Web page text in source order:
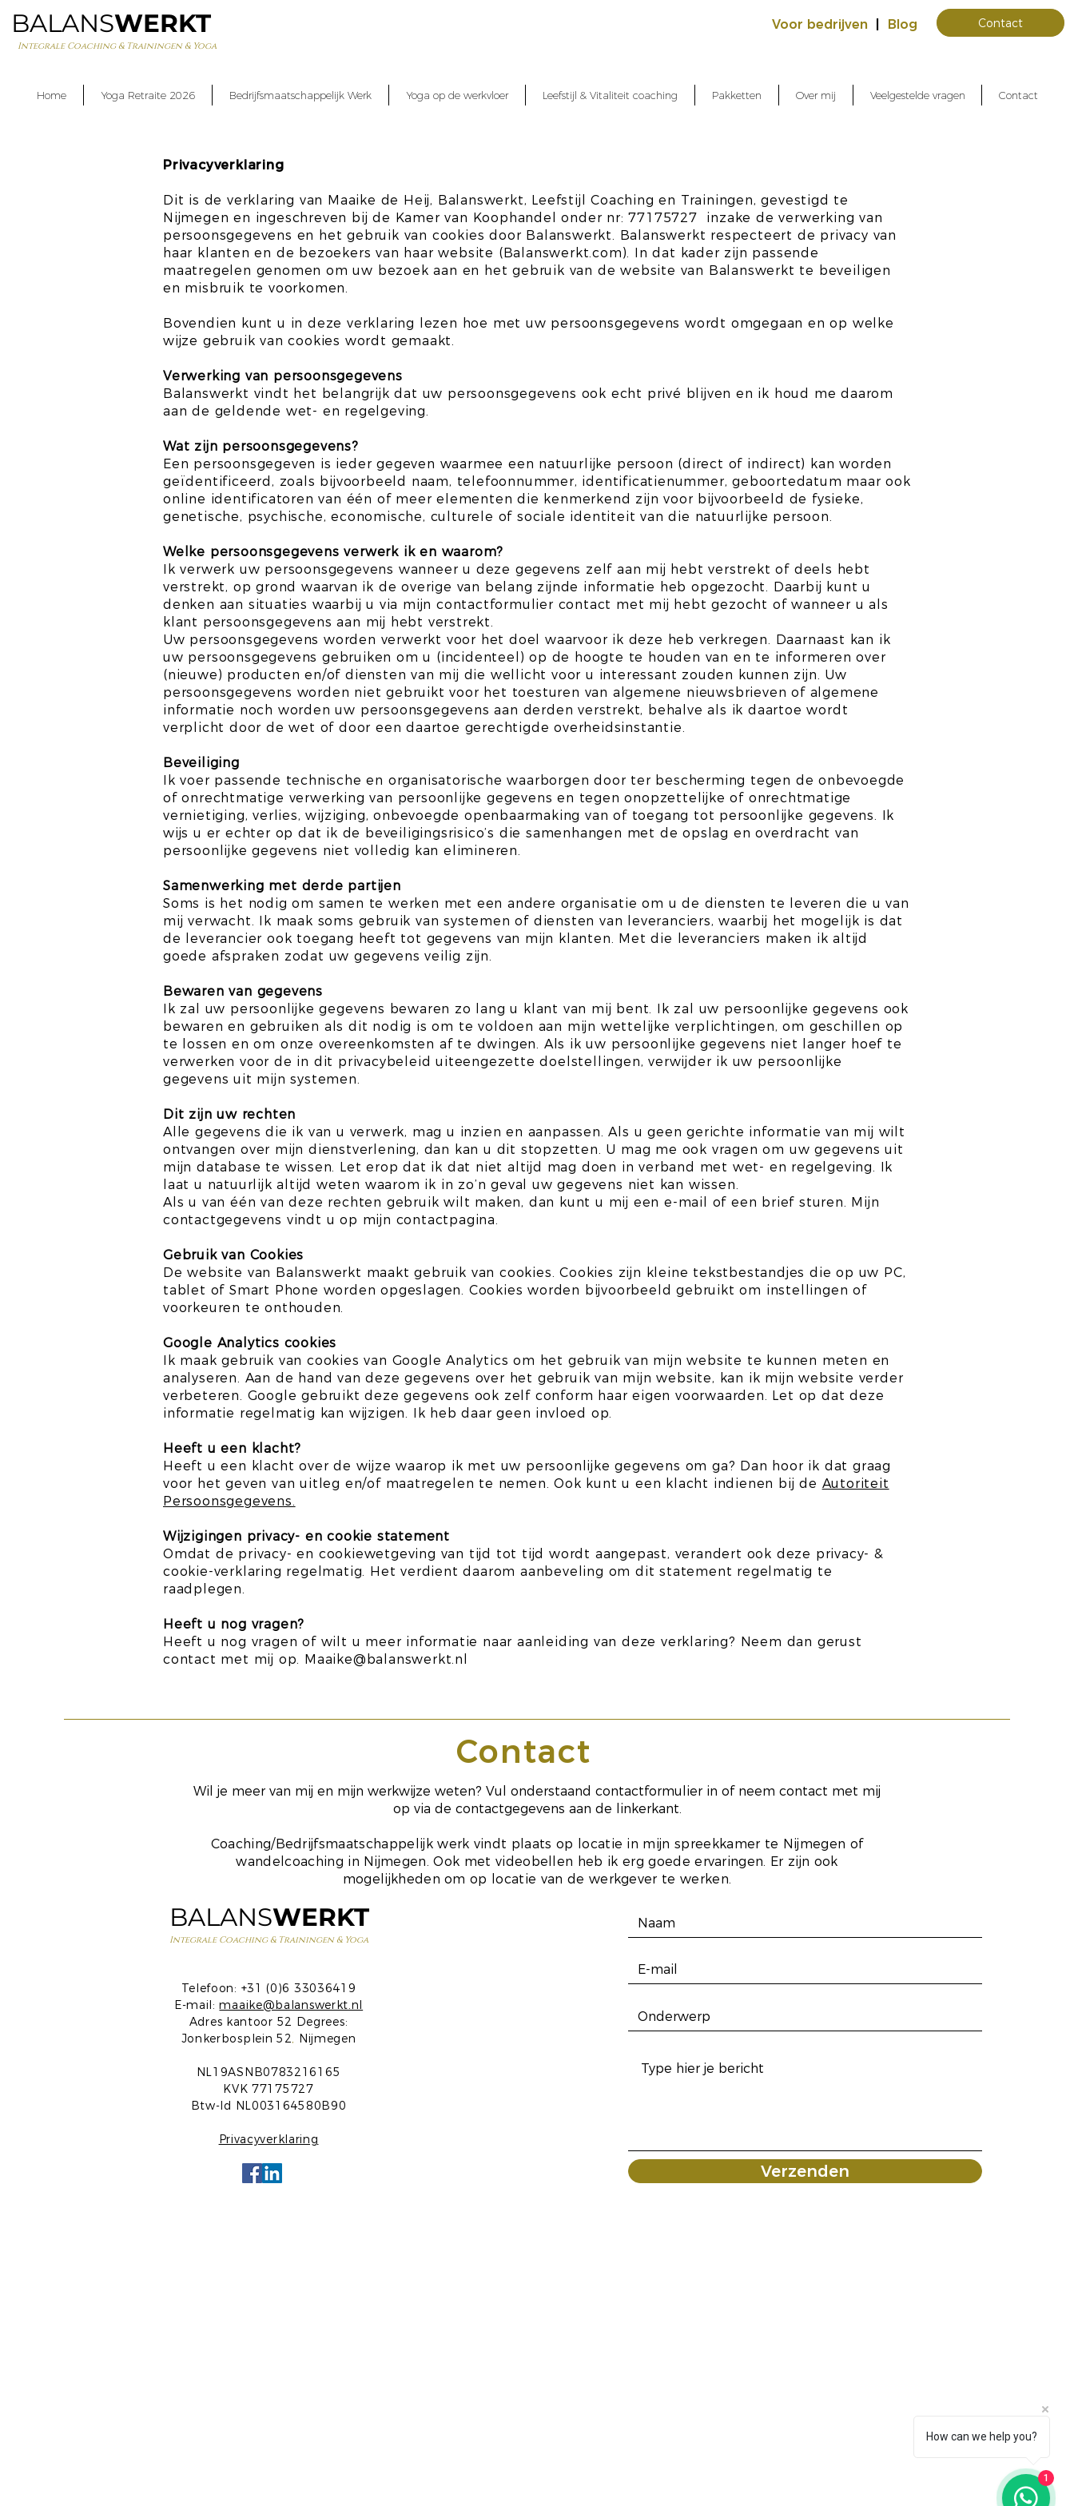
BALANSWERKT
Integrale Coaching & Trainingen & Yoga
Voor bedrijven Blog Contact
Home Yoga Retraite 2026 Bedrijfsmaatschappelijk Werk Yoga op de werkvloer Leefstijl & Vitaliteit coaching Pakketten Over mij Veelgestelde vragen Contact
Privacyverklaring
Dit is de verklaring van Maaike de Heij, Balanswerkt, Leefstijl Coaching en Trainingen, gevestigd te
Nijmegen en ingeschreven bij de Kamer van Koophandel onder nr: 77175727 inzake de verwerking van
persoonsgegevens en het gebruik van cookies door Balanswerkt. Balanswerkt respecteert de privacy van
haar klanten en de bezoekers van haar website (Balanswerkt.com). In dat kader zijn passende
maatregelen genomen om uw bezoek aan en het gebruik van de website van Balanswerkt te beveiligen
en misbruik te voorkomen.
Bovendien kunt u in deze verklaring lezen hoe met uw persoonsgegevens wordt omgegaan en op welke
wijze gebruik van cookies wordt gemaakt.
Verwerking van persoonsgegevens
Balanswerkt vindt het belangrijk dat uw persoonsgegevens ook echt privé blijven en ik houd me daarom
aan de geldende wet- en regelgeving.
Wat zijn persoonsgegevens?
Een persoonsgegeven is ieder gegeven waarmee een natuurlijke persoon (direct of indirect) kan worden
geïdentificeerd, zoals bijvoorbeeld naam, telefoonnummer, identificatienummer, geboortedatum maar ook
online identificatoren van één of meer elementen die kenmerkend zijn voor bijvoorbeeld de fysieke,
genetische, psychische, economische, culturele of sociale identiteit van die natuurlijke persoon.
Welke persoonsgegevens verwerk ik en waarom?
Ik verwerk uw persoonsgegevens wanneer u deze gegevens zelf aan mij hebt verstrekt of deels hebt
verstrekt, op grond waarvan ik de overige van belang zijnde informatie heb opgezocht. Daarbij kunt u
denken aan situaties waarbij u via mijn contactformulier contact met mij hebt gezocht of wanneer u als
klant persoonsgegevens aan mij hebt verstrekt.
Uw persoonsgegevens worden verwerkt voor het doel waarvoor ik deze heb verkregen. Daarnaast kan ik
uw persoonsgegevens gebruiken om u (incidenteel) op de hoogte te houden van en te informeren over
(nieuwe) producten en/of diensten van mij die wellicht voor u interessant zouden kunnen zijn. Uw
persoonsgegevens worden niet gebruikt voor het toesturen van algemene nieuwsbrieven of algemene
informatie noch worden uw persoonsgegevens aan derden verstrekt, behalve als ik daartoe wordt
verplicht door de wet of door een daartoe gerechtigde overheidsinstantie.
Beveiliging
Ik voer passende technische en organisatorische waarborgen door ter bescherming tegen de onbevoegde
of onrechtmatige verwerking van persoonlijke gegevens en tegen onopzettelijke of onrechtmatige
vernietiging, verlies, wijziging, onbevoegde openbaarmaking van of toegang tot persoonlijke gegevens. Ik
wijs u er echter op dat ik de beveiligingsrisico’s die samenhangen met de opslag en overdracht van
persoonlijke gegevens niet volledig kan elimineren.
Samenwerking met derde partijen
Soms is het nodig om samen te werken met een andere organisatie om u de diensten te leveren die u van
mij verwacht. Ik maak soms gebruik van systemen of diensten van leveranciers, waarbij het mogelijk is dat
de leverancier ook toegang heeft tot gegevens van mijn klanten. Met die leveranciers maken ik altijd
goede afspraken zodat uw gegevens veilig zijn.
Bewaren van gegevens
Ik zal uw persoonlijke gegevens bewaren zo lang u klant van mij bent. Ik zal uw persoonlijke gegevens ook
bewaren en gebruiken als dit nodig is om te voldoen aan mijn wettelijke verplichtingen, om geschillen op
te lossen en om onze overeenkomsten af te dwingen. Als ik uw persoonlijke gegevens niet langer hoef te
verwerken voor de in dit privacybeleid uiteengezette doelstellingen, verwijder ik uw persoonlijke
gegevens uit mijn systemen.
Dit zijn uw rechten
Alle gegevens die ik van u verwerk, mag u inzien en aanpassen. Als u geen gerichte informatie van mij wilt
ontvangen over mijn dienstverlening, dan kan u dit stopzetten. U mag me ook vragen om uw gegevens uit
mijn database te wissen. Let erop dat ik dat niet altijd mag doen in verband met wet- en regelgeving. Ik
laat u natuurlijk altijd weten waarom ik in zo’n geval uw gegevens niet kan wissen.
Als u van één van deze rechten gebruik wilt maken, dan kunt u mij een e-mail of een brief sturen. Mijn
contactgegevens vindt u op mijn contactpagina.
Gebruik van Cookies
De website van Balanswerkt maakt gebruik van cookies. Cookies zijn kleine tekstbestandjes die op uw PC,
tablet of Smart Phone worden opgeslagen. Cookies worden bijvoorbeeld gebruikt om instellingen of
voorkeuren te onthouden.
Google Analytics cookies
Ik maak gebruik van cookies van Google Analytics om het gebruik van mijn website te kunnen meten en
analyseren. Aan de hand van deze gegevens over het gebruik van mijn website, kan ik mijn website verder
verbeteren. Google gebruikt deze gegevens ook zelf conform haar eigen voorwaarden. Let op dat deze
informatie regelmatig kan wijzigen. Ik heb daar geen invloed op.
Heeft u een klacht?
Heeft u een klacht over de wijze waarop ik met uw persoonlijke gegevens om ga? Dan hoor ik dat graag
voor het geven van uitleg en/of maatregelen te nemen. Ook kunt u een klacht indienen bij de Autoriteit
Persoonsgegevens.
Wijzigingen privacy- en cookie statement
Omdat de privacy- en cookiewetgeving van tijd tot tijd wordt aangepast, verandert ook deze privacy- &
cookie-verklaring regelmatig. Het verdient daarom aanbeveling om dit statement regelmatig te
raadplegen.
Heeft u nog vragen?
Heeft u nog vragen of wilt u meer informatie naar aanleiding van deze verklaring? Neem dan gerust
contact met mij op. Maaike@balanswerkt.nl
Contact
Wil je meer van mij en mijn werkwijze weten? Vul onderstaand contactformulier in of neem contact met mij
op via de contactgegevens aan de linkerkant.
Coaching/Bedrijfsmaatschappelijk werk vindt plaats op locatie in mijn spreekkamer te Nijmegen of
wandelcoaching in Nijmegen. Ook met videobellen heb ik erg goede ervaringen. Er zijn ook
mogelijkheden om op locatie van de werkgever te werken.
BALANSWERKT
Integrale Coaching & Trainingen & Yoga
Telefoon: +31 (0)6 33036419
E-mail:maaike@balanswerkt.nl
Adres kantoor 52 Degrees:
Jonkerbosplein 52, Nijmegen
NL19ASNB0783216165
KVK 77175727
Btw-Id NL003164580B90
Privacyverklaring
Verzenden
How can we help you?
1